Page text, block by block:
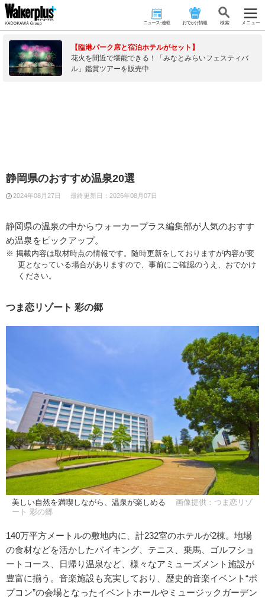
ニュース･連載 おでかけ情報 検 索 メニュー
【臨港パーク席と宿泊ホテルがセット】
花火を間近で堪能できる！「みなとみらいフェスティバ
ル」鑑賞ツアーを販売中
静岡県のおすすめ温泉20選
2024年08月27日 最終更新日： 2026年08月07日
静岡県の温泉の中からウォーカープラス編集部が人気のおすす
め温泉をピックアップ。
※ 掲載内容は取材時点の情報です。随時更新をしておりますが内容が変
更となっている場合がありますので、事前にご確認のうえ、おでかけ
ください。
つま恋リゾート 彩の郷
美しい自然を満喫しながら、温泉が楽しめる
画像提供：つま恋リゾ
ート 彩の郷
140万平方メートルの敷地内に、計232室のホテルが2棟。地場
の食材などを活かしたバイキング、テニス、乗馬、ゴルフショ
ートコース、日帰り温泉など、様々なアミューズメント施設が
豊富に揃う。音楽施設も充実しており、歴史的音楽イベント“ポ
プコン”の会場となったイベントホールやミュージックガーデン